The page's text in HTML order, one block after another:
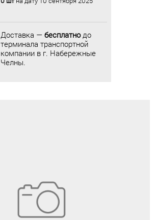
Доставка — бесплатнодо
терминала транспортной
компании в г. Набережные
Челны.
Доставка — бесплатнодо
терминала транспортной
компании в г. Набережные
Челны.